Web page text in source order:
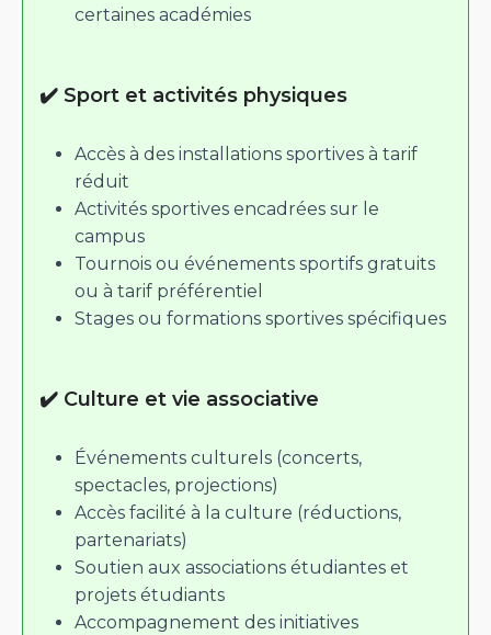
certaines académies
✔️ Sport et activités physiques
Accès à des installations sportives à tarif
réduit
Activités sportives encadrées sur le
campus
Tournois ou événements sportifs gratuits
ou à tarif préférentiel
Stages ou formations sportives spécifiques
✔️ Culture et vie associative
Événements culturels (concerts,
spectacles, projections)
Accès facilité à la culture (réductions,
partenariats)
Soutien aux associations étudiantes et
projets étudiants
Accompagnement des initiatives